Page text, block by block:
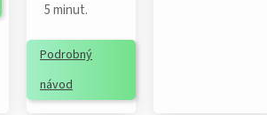
5 minut.
Podrobný
návod